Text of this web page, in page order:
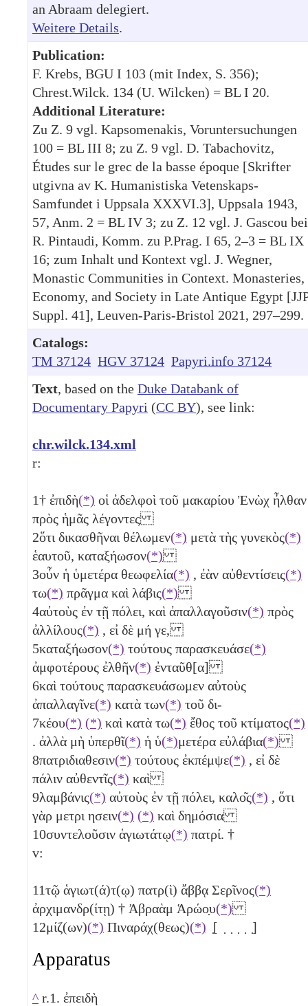
an Abraam delegiert.
Weitere Details.
Publication:
F. Krebs, BGU I 103 (mit Index, S. 356);
Chrest.Wilck. 134 (U. Wilcken) = BL I 20.
Additional Literature:
Zu Z. 9 vgl. Kapsomenakis, Voruntersuchungen
100 = BL III 8; zu Z. 9 vgl. D. Tabachovitz,
Études sur le grec de la basse époque [Skrifter
utgivna av K. Humanistiska Vetenskaps-
Samfundet i Uppsala XXXVI.3], Uppsala 1943,
57, Anm. 2 = BL IV 3; zu Z. 12 vgl. J. Gascou bei
R. Pintaudi, Komm. zu P.Prag. I 65, 2–3 = BL IX
16; zum Inhalt und Kontext vgl. J. Wegner,
Monastic Communities in Context. Monasteries,
Economy, and Society in Late Antique Egypt
Suppl. 41], Leuven-Paris-Bristol 2021, 297–299.
Catalogs:
TM 37124 HGV 37124 Papyri.info 37124
Text, based on the Duke Databank of
Documentary Papyri (CC BY), see link:
chr.wilck.134.xml
r:
1† ἐπιδὴ(*) οἱ ἀδελφοὶ τοῦ μακαρίου Ἐνὼχ ἦλθαν
πρὸς ἡμᾶς λέγοντες
2ὅτι δικασθῆναι θέλωμεν(*) μετὰ τὴς γυνεκὸς(*)
ἑαυτοῦ, καταξήωσον(*)
3οὖν ἡ ὑμετέρα θεωφελία(*) , ἐὰν αὐθεντίσεις(*)
τω(*) πρᾶγμα καὶ λάβις(*)
4αὐτοὺς ἐν τῇ πόλει, καὶ ἀπαλλαγοῦσιν(*) πρὸς
ἀλλίλους(*) , εἰ δὲ μή γε,
5καταξήωσον(*) τούτους παρασκευάσε(*)
ἀμφοτέρους ἐλθῆν(*) ἐνταῦθ[α]
6καὶ τούτους παρασκευάσωμεν αὐτοὺς
ἀπαλλαγῖνε(*) κατὰ των(*) τοῦ δι-
7κέου(*) (*) καὶ κατὰ τω(*) ἔθος τοῦ κτίματος(*)
. ἀλλὰ μὴ ὑπερθῖ(*) ἡ ὑ(*)μετέρα εὐλάβια(*)
8πατριδιαθεσιν(*) τούτους ἐκπέμψε(*) , εἰ δὲ
πάλιν αὐθεντῖς(*) καὶ
9λαμβάνις(*) αὐτοὺς ἐν τῇ πόλει, καλο͂ς(*) , ὅτι
γὰρ μετρι ησειν(*) (*) καὶ δημόσια
10συντελοῦσιν ἁγιωτάτῳ(*) πατρί. †
v:
11τῷ ἁγιωτ(ά)τ(ῳ) πατρ(ὶ) ἄββᾳ Σερῖνος(*)
ἀρχιμανδρ(ίτῃ) † Ἀβραὰμ Ἁρώο̣υ(*)
12μίζ(ων)(*) Πιναράχ(θεως)(*) ̣[ ̣ ̣ ̣ ̣ ̣]
Apparatus
^ r.1. ἐπειδὴ